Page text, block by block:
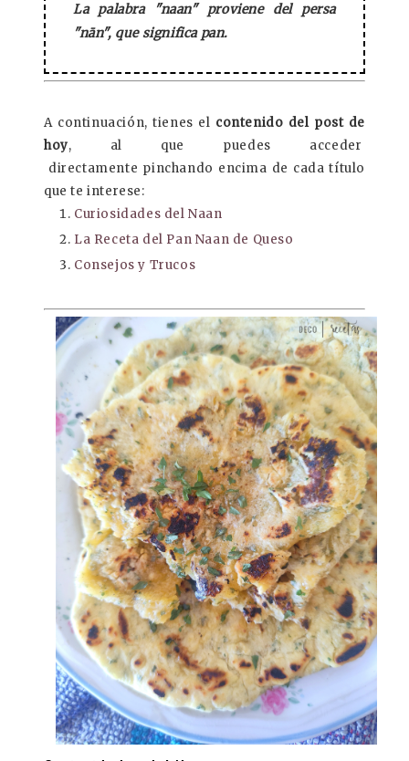
La palabra "naan" proviene del persa
"nān", que significa pan.
A continuación, tienes el contenido del post de
hoy, al que puedes acceder
directamente pinchando encima de cada título
que te interese:
Curiosidades del Naan
La Receta del Pan Naan de Queso
Consejos y Trucos